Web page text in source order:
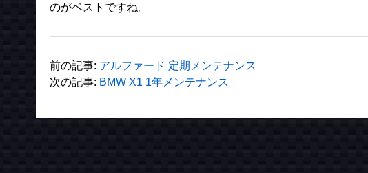
のがベストですね。
前の記事: アルファード 定期メンテナンス
次の記事: BMW X1 1年メンテナンス